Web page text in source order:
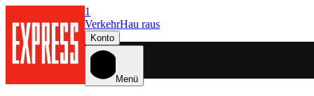
1
VerkehrHau raus
Konto
Menü